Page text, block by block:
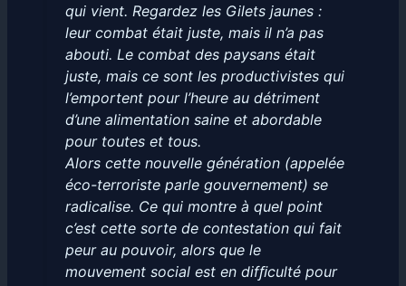
qui vient. Regardez les Gilets jaunes :
leur combat était juste, mais il n’a pas
abouti. Le combat des paysans était
juste, mais ce sont les productivistes qui
l’emportent pour l’heure au détriment
d’une alimentation saine et abordable
pour toutes et tous.
Alors cette nouvelle génération (appelée
éco-terroriste parle gouvernement) se
radicalise. Ce qui montre à quel point
c’est cette sorte de contestation qui fait
peur au pouvoir, alors que le
mouvement social est en difﬁculté pour